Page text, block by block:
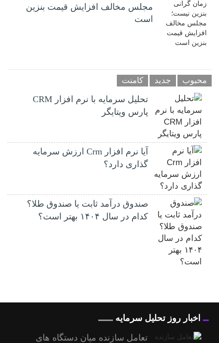
مجلس مخالف افزایش قیمت بنزین
است
محبوب جدید کامنت
تحلیل سرمایه با نرم افزار CRM
پارس ویتایگر
آیا نرم افزار Crm ارزش سرمایه
گذاری دارد؟
صندوق درآمد ثابت یا صندوق طلا؟
کدام در سال ۱۴۰۴ بهتر است؟
اخبار روز تحلیل سرمایه
تعامل سازنده میان دستگاه‌ های